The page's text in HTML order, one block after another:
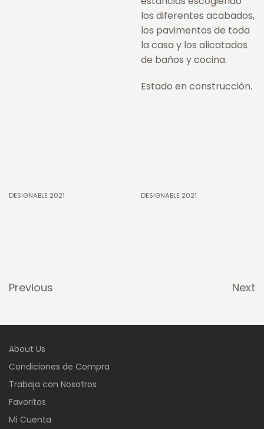
los diferentes acabados,
los pavimentos de toda
la casa y los alicatados
de baños y cocina.
Estado en construcción.
DESIGNABLE 2021 DESIGNABLE 2021
Previous Next
About Us
Condiciones de Compra
Trabaja con Nosotros
Favoritos
Mi Cuenta